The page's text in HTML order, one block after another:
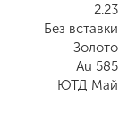
2.23
Без вставки
Золото
Au 585
ЮТД Май